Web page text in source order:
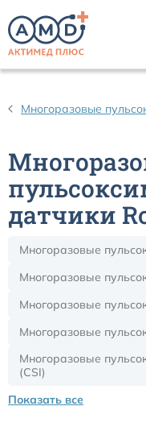
Многоразовые
датчики
Многоразовые
Многоразовые
Многоразовые
Многоразовые
Многоразовые
(CSI)
Показать все
Датчики ЭЭГ BIS
Кабели пациента ЭКГ
Датчики
Кабели для
Датчики кислорода
Датчики потока для